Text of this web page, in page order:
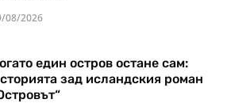
08/2026
един остров остане сам:
зад исландския роман